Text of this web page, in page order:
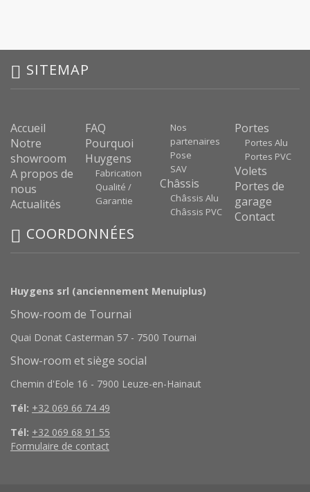
SITEMAP
Accueil
Notre
showroom
A propos de
nous
Actualités
FAQ
Pourquoi
Huygens
Fabrication
Qualité /
Garantie
Nos
partenaires
Pose
SAV
Châssis
Châssis Alu
Châssis PVC
Portes
Portes Alu
Portes PVC
Volets
Portes de
garage
Contact
COORDONNÉES
Huygens srl (anciennement Menuiplus)
Show-room de Tournai
Quai Donat Casterman 57 - 7500 Tournai
Show-room et siège social
Chemin d'Eole 16 - 7900 Leuze-en-Hainaut
Tél: +32 069 66 74 49
Tél: +32 069 68 91 55
Formulaire de contact